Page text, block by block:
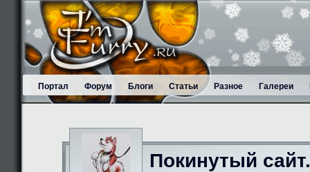
Портал Форум Блоги Статьи Разное Галереи
Покинутый сайт.